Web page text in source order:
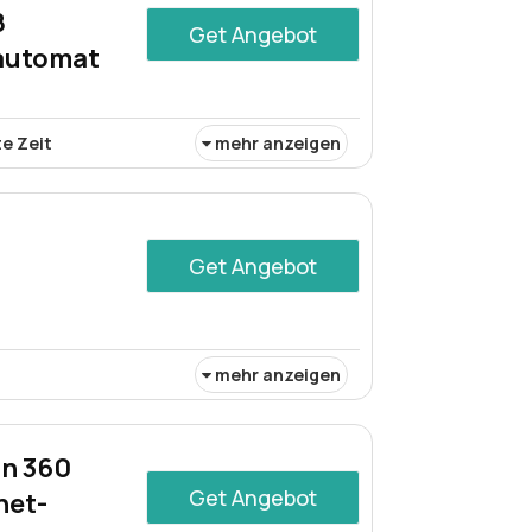
Get Angebot
Zeit
mehr anzeigen
des händlers
Get Angebot
mehr anzeigen
360
Get Angebot